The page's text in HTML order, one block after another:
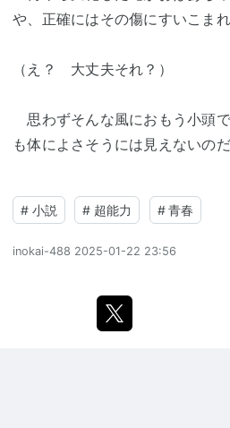
や、正確にはその傷にすいこま
（え？ 大丈夫それ？）
思わずそんな風におもう小頭
も体によさそうには見えないのだ
# 小説 # 超能力 # 青春
inokai-488 2025-01-22 23:56